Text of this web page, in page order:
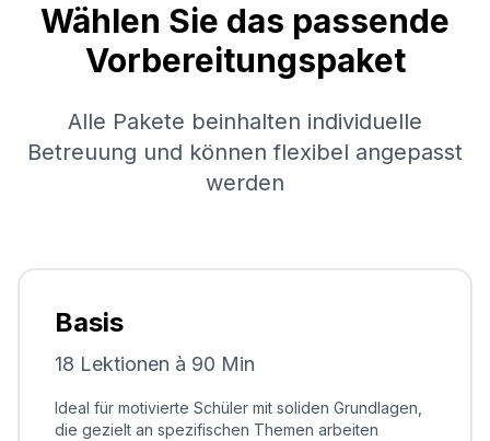
Wählen Sie das passende
Vorbereitungspaket
Alle Pakete beinhalten individuelle
Betreuung und können flexibel angepasst
werden
Basis
18 Lektionen à 90 Min
Ideal für motivierte Schüler mit soliden Grundlagen,
die gezielt an spezifischen Themen arbeiten